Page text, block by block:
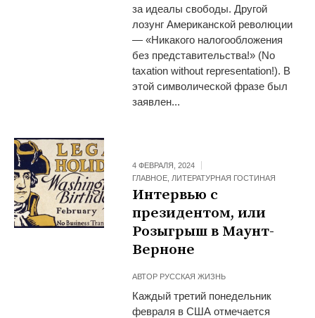
за идеалы свободы. Другой
лозунг Американской революции
— «Никакого налогообложения
без представительства!» (No
taxation without representation!). В
этой символической фразе был
заявлен...
4 ФЕВРАЛЯ, 2024
ГЛАВНОЕ ЛИТЕРАТУРНАЯ ГОСТИНАЯ
Интервью с
президентом, или
Розыгрыш в Маунт-
Верноне
АВТОР РУССКАЯ ЖИЗНЬ
Каждый третий понедельник
февраля в США отмечается